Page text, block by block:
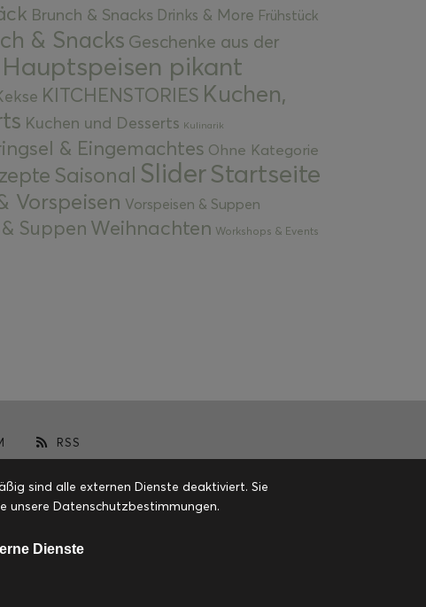
Brunch & Snacks Drinks & More Frühstück
& Snacks Geschenke aus der
Hauptspeisen pikant
KITCHENSTORIES Kuchen,
Kuchen und Desserts Kulinarik
& Eingemachtes Ohne Kategorie
Saisonal SliderStartseite
Vorspeisen Vorspeisen & Suppen
Suppen Weihnachten Workshops & Events
RSS
sind alle externen Dienste deaktiviert. Sie
unsere Datenschutzbestimmungen.
Dienste